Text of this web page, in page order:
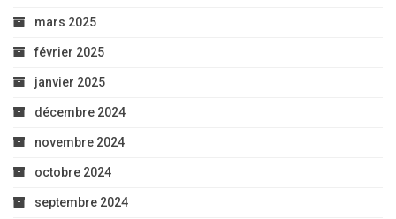
mars 2025
février 2025
janvier 2025
décembre 2024
novembre 2024
octobre 2024
septembre 2024